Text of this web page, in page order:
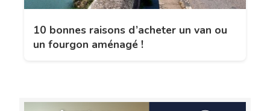
10 bonnes raisons d’acheter un van ou
un fourgon aménagé !